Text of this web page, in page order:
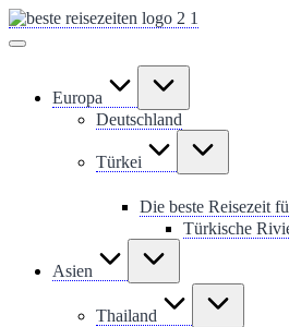
Skip
to
Europa
Deutschland
Türkei
Die beste Reisezeit
Türkische
Asien
Thailand